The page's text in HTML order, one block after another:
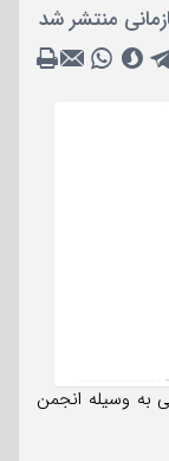
منتشر شد
به وسیله انجمن